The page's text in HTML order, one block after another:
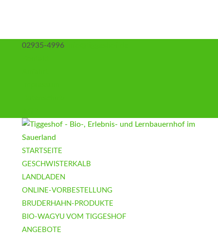
02935-4996
STARTSEITE
GESCHWISTERKALB
LANDLADEN
ONLINE-VORBESTELLUNG
BRUDERHAHN-PRODUKTE
BIO-WAGYU VOM TIGGESHOF
ANGEBOTE